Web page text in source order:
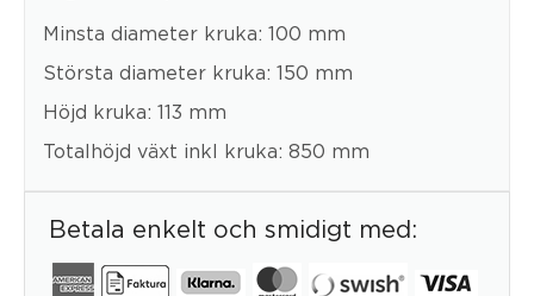
Minsta diameter kruka: 100 mm
Största diameter kruka: 150 mm
Höjd kruka: 113 mm
Totalhöjd växt inkl kruka: 850 mm
Betala enkelt och smidigt med: